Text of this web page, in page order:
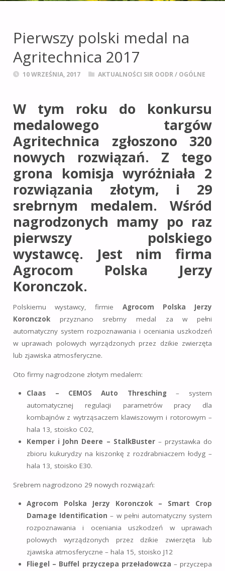
na terenie
województwa
Pierwszy polski medal na
Agritechnica 2017
10 WRZEŚNIA, 2017 AKTUALNOŚCI SIR OODR/ OGÓLNE
W tym roku do konkursu
medalowego targów
Agritechnica zgłoszono 320
nowych rozwiązań. Z tego
grona komisja wyróżniała 2
rozwiązania złotym, i 29
srebrnym medalem. Wśród
nagrodzonych mamy po raz
pierwszy polskiego
wystawcę. Jest nim firma
Agrocom Polska Jerzy
Koronczok.
Polskiemu wystawcy, firmie Agrocom Polska Jerzy
Koronczok przyznano srebrny medal za w pełni
automatyczny system rozpoznawania i oceniania uszkodzeń
w uprawach polowych wyrządzonych przez dzikie zwierzęta
lub zjawiska atmosferyczne.
Oto firmy nagrodzone złotym medalem:
Claas – CEMOS Auto Thresching – system
automatycznej regulacji parametrów pracy dla
kombajnów z wytrząsaczem klawiszowym i rotorowym –
hala 13, stoisko C02,
Kemper i John Deere – StalkBuster– przystawka do
zbioru kukurydzy na kiszonkę z rozdrabniaczem łodyg –
hala 13, stoisko E30.
Srebrem nagrodzono 29 nowych rozwiązań:
Agrocom Polska Jerzy Koronczok – Smart Crop
Damage Identification – w pełni automatyczny system
rozpoznawania i oceniania uszkodzeń w uprawach
polowych wyrządzonych przez dzikie zwierzęta lub
zjawiska atmosferyczne – hala 15, stoisko J12
Fliegel – Buffel przyczepa przeładowcza – przyczepa